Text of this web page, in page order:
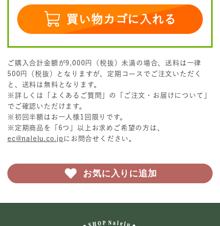
買い物カゴに入れる
ご購入合計金額が9,000円（税抜）未満の場合、送料は一律
500円（税抜）となりますが、定期コースでご注文いただく
と、送料は無料となります。
※詳しくは「よくあるご質問」の「ご注文・お届けについて」
でご確認いただけます。
※初回半額はお一人様1回限りです。
※定期商品を「6つ」以上お求めご希望の方は、
ec@nalelu.co.jp にお問合せください。
お気に入りに追加